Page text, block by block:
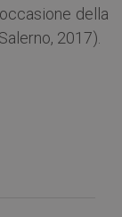
della
2017).